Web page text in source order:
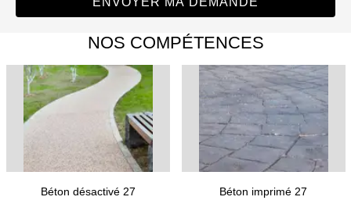
NOS COMPÉTENCES
Béton désactivé 27 Béton imprimé 27